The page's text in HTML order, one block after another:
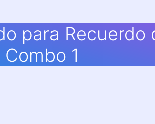
para Recuerdo
Combo 1